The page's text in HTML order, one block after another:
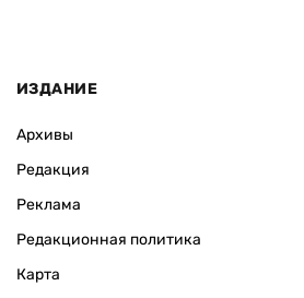
ИЗДАНИЕ
Архивы
Редакция
Реклама
Редакционная политика
Карта